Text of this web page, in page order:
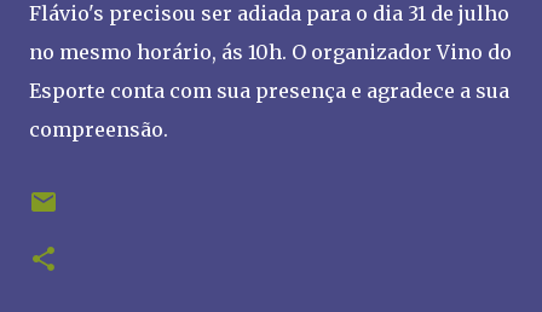
Flávio's precisou ser adiada para o dia 31 de julho
no mesmo horário, ás 10h. O organizador Vino do
Esporte conta com sua presença e agradece a sua
compreensão.